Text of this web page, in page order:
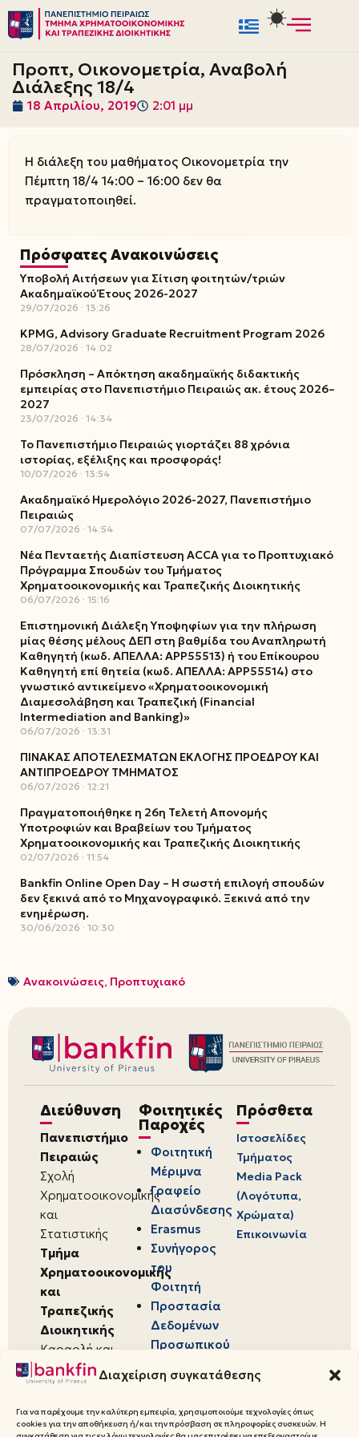
Διαχείριση συγκατάθεσης
Για να παρέχουμε την καλύτερη εμπειρία, χρησιμοποιούμε τεχνολογίες όπως
cookies για την αποθήκευση ή/και την πρόσβαση σε πληροφορίες συσκευών. Η
Μεταπηδήστε
στο
περιεχόμενο
Προπτ, Οικονομετρία, Αναβολή
Διάλεξης 18/4
18 Απριλίου, 2019 2:01 μμ
Η διάλεξη του μαθήματος Οικονομετρία την
Πέμπτη 18/4 14:00 – 16:00 δεν θα
πραγματοποιηθεί.
Πρόσφατες Ανακοινώσεις
Υποβολή Αιτήσεων για Σίτιση φοιτητών/τριών
Ακαδημαϊκού Έτους 2026-2027
29/07/2026 13:26
KPMG, Advisory Graduate Recruitment Program 2026
28/07/2026 14:02
Πρόσκληση – Απόκτηση ακαδημαϊκής διδακτικής
εμπειρίας στο Πανεπιστήμιο Πειραιώς ακ. έτους 2026–
2027
23/07/2026 14:34
Το Πανεπιστήμιο Πειραιώς γιορτάζει 88 χρόνια
ιστορίας, εξέλιξης και προσφοράς!
10/07/2026 13:54
Ακαδημαϊκό Ημερολόγιο 2026-2027, Πανεπιστήμιο
Πειραιώς
07/07/2026 14:54
Νέα Πενταετής Διαπίστευση ACCA για το Προπτυχιακό
Πρόγραμμα Σπουδών του Τμήματος
Χρηματοοικονομικής και Τραπεζικής Διοικητικής
06/07/2026 15:16
Επιστημονική Διάλεξη Υποψηφίων για την πλήρωση
μίας θέσης μέλους ΔΕΠ στη βαθμίδα του Αναπληρωτή
Καθηγητή (κωδ. ΑΠΕΛΛΑ: ΑΡΡ55513) ή του Επίκουρου
Καθηγητή επί θητεία (κωδ. ΑΠΕΛΛΑ: ΑΡΡ55514) στο
γνωστικό αντικείμενο «Χρηματοοικονομική
Διαμεσολάβηση και Τραπεζική (Financial
Intermediation and Banking)»
06/07/2026 13:31
ΠΙΝΑΚΑΣ ΑΠΟΤΕΛΕΣΜΑΤΩΝ ΕΚΛΟΓΗΣ ΠΡΟΕΔΡΟΥ ΚΑΙ
ΑΝΤΙΠΡΟΕΔΡΟΥ ΤΜΗΜΑΤΟΣ
06/07/2026 12:21
Πραγματοποιήθηκε η 26η Τελετή Απονομής
Υποτροφιών και Βραβείων του Τμήματος
Χρηματοοικονομικής και Τραπεζικής Διοικητικής
02/07/2026 11:54
Bankfin Online Open Day – Η σωστή επιλογή σπουδών
δεν ξεκινά από το Μηχανογραφικό. Ξεκινά από την
ενημέρωση.
30/06/2026 10:30
Ανακοινώσεις, Προπτυχιακό
Διεύθυνση
Πανεπιστήμιο
Πειραιώς
Σχολή
Χρηματοοικονομικής
και
Στατιστικής
Τμήμα
Χρηματοοικονομικής
και
Τραπεζικής
Διοικητικής
Καραολή και
Δημητρίου 80,
18534,
Πειραιάς
Φοιτητικές
Παροχές
Φοιτητική
Μέριμνα
Γραφείο
Διασύνδεσης
Erasmus
Συνήγορος
του
Φοιτητή
Προστασία
Δεδομένων
Προσωπικού
Πρόσθετα
Ιστοσελίδες
Τμήματος
Media Pack
(Λογότυπα,
Χρώματα)
Επικοινωνία